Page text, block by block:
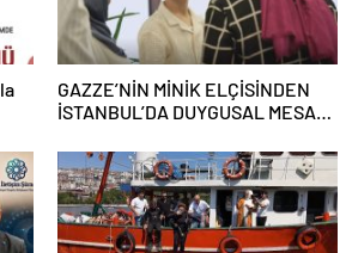
GAZZE’NİN MİNİK ELÇİSİNDEN
İSTANBUL’DA DUYGUSAL MESAJ: